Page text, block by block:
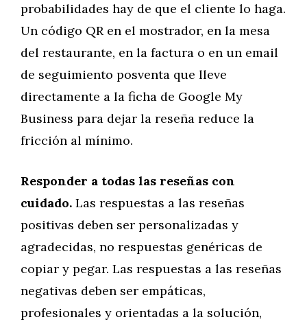
probabilidades hay de que el cliente lo haga.
Un código QR en el mostrador, en la mesa
del restaurante, en la factura o en un email
de seguimiento posventa que lleve
directamente a la ficha de Google My
Business para dejar la reseña reduce la
fricción al mínimo.
Responder a todas las reseñas con
cuidado. Las respuestas a las reseñas
positivas deben ser personalizadas y
agradecidas, no respuestas genéricas de
copiar y pegar. Las respuestas a las reseñas
negativas deben ser empáticas,
profesionales y orientadas a la solución,